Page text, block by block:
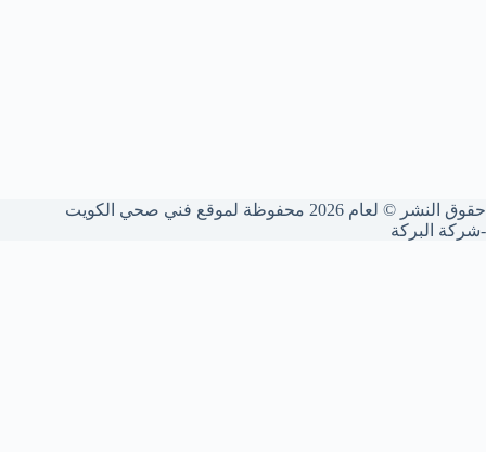
حقوق النشر © لعام 2026 محفوظة لموقع فني صحي الكويت
-شركة البركة